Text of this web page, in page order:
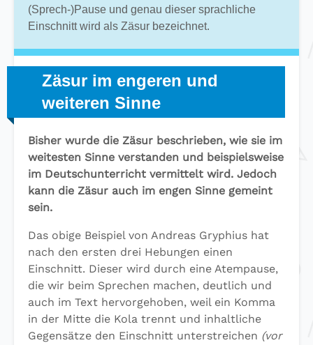
(Sprech-)Pause und genau dieser sprachliche
Einschnitt wird als Zäsur bezeichnet.
Zäsur im engeren und
weiteren Sinne
Bisher wurde die Zäsur beschrieben, wie sie im
weitesten Sinne verstanden und beispielsweise
im Deutschunterricht vermittelt wird. Jedoch
kann die Zäsur auch im engen Sinne gemeint
sein.
Das obige Beispiel von Andreas Gryphius hat
nach den ersten drei Hebungen einen
Einschnitt. Dieser wird durch eine Atempause,
die wir beim Sprechen machen, deutlich und
auch im Text hervorgehoben, weil ein Komma
in der Mitte die Kola trennt und inhaltliche
Gegensätze den Einschnitt unterstreichen (vor